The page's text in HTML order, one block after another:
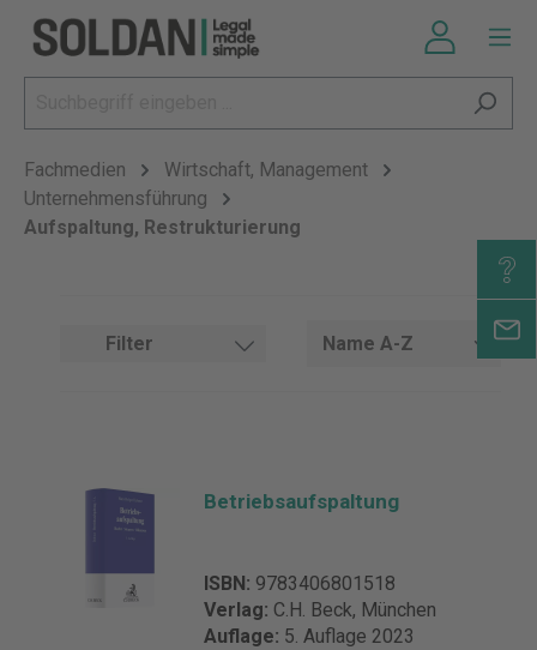
Fachmedien
Wirtschaft, Management
Unternehmensführung
Aufspaltung, Restrukturierung
Filter
Betriebsaufspaltung
ISBN: 9783406801518
Verlag: C.H. Beck, München
Auflage: 5. Auflage 2023